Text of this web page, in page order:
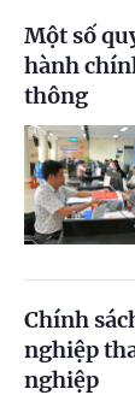
Một số
hành
thông
Chính
nghiệp
nghiệp